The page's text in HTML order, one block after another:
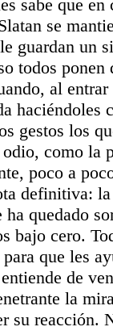
sabe que en
se
guardan un
todos ponen
al
haciéndoles
gestos los
como la
poco a
definitiva:
quedado
bajo cero.
que les
de
la
su reacción.